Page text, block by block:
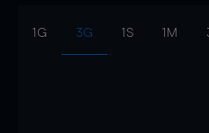
1G 3G 1S 1M